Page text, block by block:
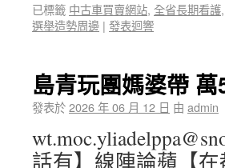
已標籤 中古車買賣網站, 全省長期看護,
選舉造勢周邊 | 發表迴響
島青玩團媽婆帶
發表於2026 年 06 月 12 日 由 admin
話有】線陣論蘋【在